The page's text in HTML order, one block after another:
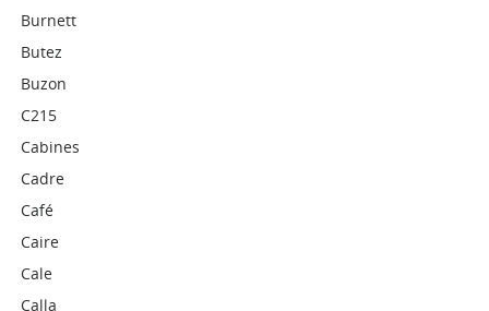
Burnett
Butez
Buzon
C215
Cabines
Cadre
Café
Caire
Cale
Calla